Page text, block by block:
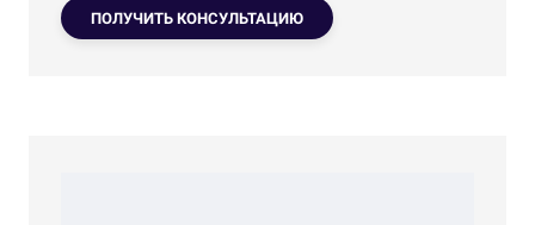
ПОЛУЧИТЬ КОНСУЛЬТАЦИЮ